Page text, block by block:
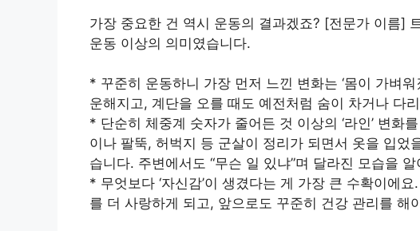
가장 중요한 건 역시 운동의 결과겠죠? [전문가 이름]
운동 이상의 의미였습니다.
* 꾸준히 운동하니 가장 먼저 느낀 변화는 ‘몸이 가벼
운해지고, 계단을 오를 때도 예전처럼 숨이 차거나 다
* 단순히 체중계 숫자가 줄어든 것 이상의 ‘라인’ 변화
이나 팔뚝, 허벅지 등 군살이 정리가 되면서 옷을 입었
습니다. 주변에서도 “무슨 일 있냐”며 달라진 모습을
* 무엇보다 ‘자신감’이 생겼다는 게 가장 큰 수확이에
를 더 사랑하게 되고, 앞으로도 꾸준히 건강 관리를 해